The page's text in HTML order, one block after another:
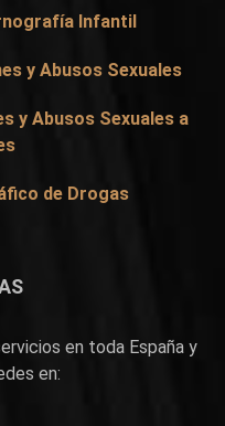
Infantil
y Abusos Sexuales
y Abusos Sexuales a
de Drogas
en toda España y
en: